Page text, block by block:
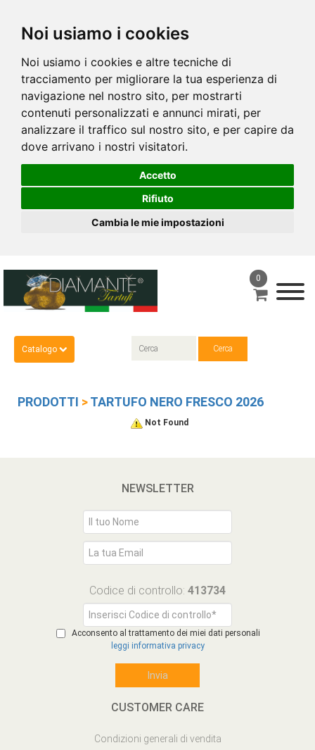
Noi usiamo i cookies
Noi usiamo i cookies e altre tecniche di
tracciamento per migliorare la tua esperienza di
navigazione nel nostro sito, per mostrarti
contenuti personalizzati e annunci mirati, per
analizzare il traffico sul nostro sito, e per capire da
dove arrivano i nostri visitatori.
Accetto
Rifiuto
Cambia le mie impostazioni
0
Catalogo
PRODOTTI >TARTUFO NERO FRESCO 2026
Not Found
NEWSLETTER
Codice di controllo: 413734
Acconsento al trattamento dei miei dati personali
leggi informativa privacy
CUSTOMER CARE
Condizioni generali di vendita